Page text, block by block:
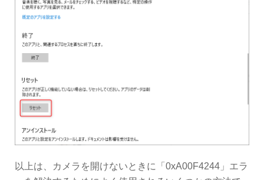
以上は、カメラを開けないときに「0xA00F4244」エラ